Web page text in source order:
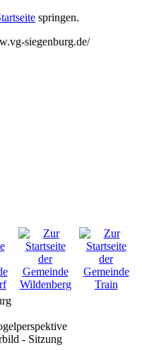
springen.
siegenburg.de/